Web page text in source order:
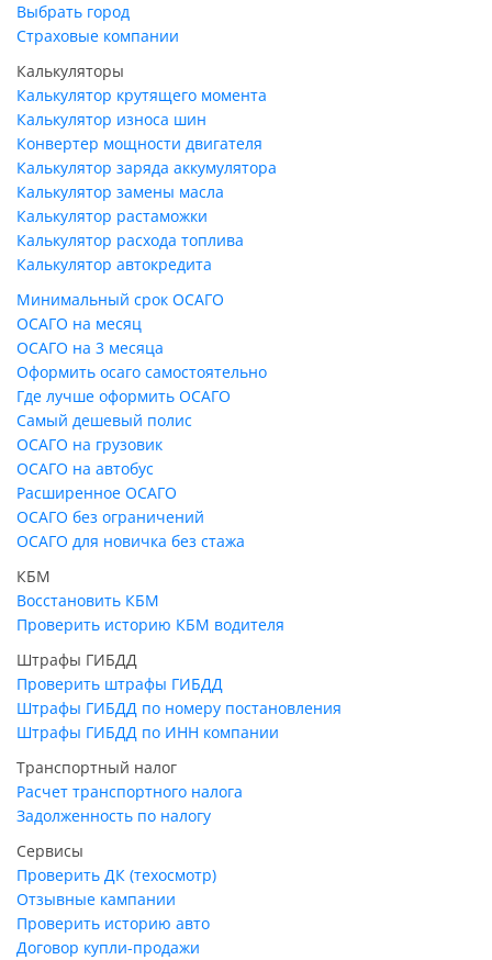
Выбрать город
Страховые компании
Калькуляторы
Калькулятор крутящего момента
Калькулятор износа шин
Конвертер мощности двигателя
Калькулятор заряда аккумулятора
Калькулятор замены масла
Калькулятор растаможки
Калькулятор расхода топлива
Калькулятор автокредита
Минимальный срок ОСАГО
ОСАГО на месяц
ОСАГО на 3 месяца
Оформить осаго самостоятельно
Где лучше оформить ОСАГО
Самый дешевый полис
ОСАГО на грузовик
ОСАГО на автобус
Расширенное ОСАГО
ОСАГО без ограничений
ОСАГО для новичка без стажа
КБМ
Восстановить КБМ
Проверить историю КБМ водителя
Штрафы ГИБДД
Проверить штрафы ГИБДД
Штрафы ГИБДД по номеру постановления
Штрафы ГИБДД по ИНН компании
Транспортный налог
Расчет транспортного налога
Задолженность по налогу
Сервисы
Проверить ДК (техосмотр)
Отзывные кампании
Проверить историю авто
Договор купли-продажи